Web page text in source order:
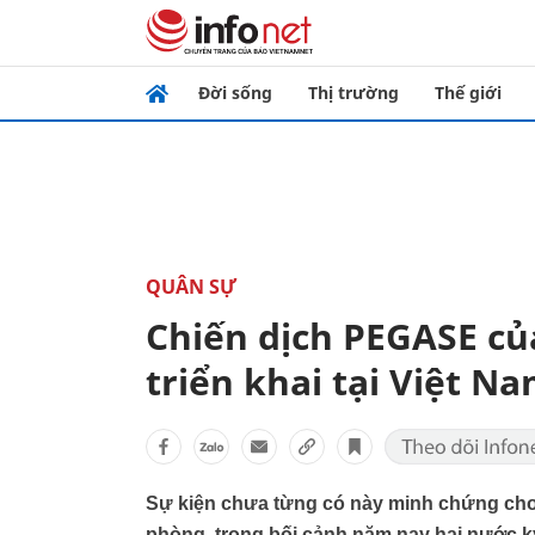
Đời sống Thị trường Thế giới
QUÂN SỰ
Chiến dịch PEGASE
triển khai tại Việt
Sự kiện chưa từng có này minh chứng